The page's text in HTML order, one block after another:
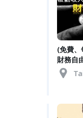
(免費
財務自